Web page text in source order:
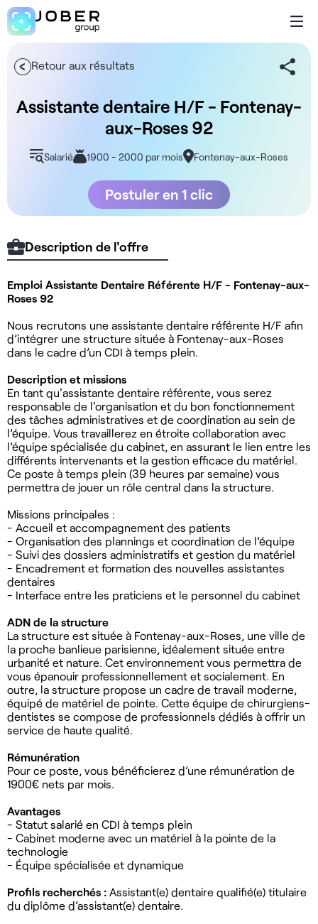
Retour aux résultats
Assistante dentaire H/F - Fontenay-
aux-Roses 92
Salarié 1900 - 2000 par mois Fontenay-aux-Roses
Postuler en 1 clic
Description de l'offre
Emploi Assistante Dentaire Référente H/F - Fontenay-aux-
Roses 92
Nous recrutons une assistante dentaire référente H/F afin
d’intégrer une structure située à Fontenay-aux-Roses
dans le cadre d’un CDI à temps plein.
Description et missions
En tant qu'assistante dentaire référente, vous serez
responsable de l'organisation et du bon fonctionnement
des tâches administratives et de coordination au sein de
l’équipe. Vous travaillerez en étroite collaboration avec
l’équipe spécialisée du cabinet, en assurant le lien entre les
différents intervenants et la gestion efficace du matériel.
Ce poste à temps plein (39 heures par semaine) vous
permettra de jouer un rôle central dans la structure.
Missions principales :
- Accueil et accompagnement des patients
- Organisation des plannings et coordination de l’équipe
- Suivi des dossiers administratifs et gestion du matériel
- Encadrement et formation des nouvelles assistantes
dentaires
- Interface entre les praticiens et le personnel du cabinet
ADN de la structure
La structure est située à Fontenay-aux-Roses, une ville de
la proche banlieue parisienne, idéalement située entre
urbanité et nature. Cet environnement vous permettra de
vous épanouir professionnellement et socialement. En
outre, la structure propose un cadre de travail moderne,
équipé de matériel de pointe. Cette équipe de chirurgiens-
dentistes se compose de professionnels dédiés à offrir un
service de haute qualité.
Rémunération
Pour ce poste, vous bénéficierez d’une rémunération de
1900€ nets par mois.
Avantages
- Statut salarié en CDI à temps plein
- Cabinet moderne avec un matériel à la pointe de la
technologie
- Équipe spécialisée et dynamique
Profils recherchés : Assistant(e) dentaire qualifié(e) titulaire
du diplôme d’assistant(e) dentaire.